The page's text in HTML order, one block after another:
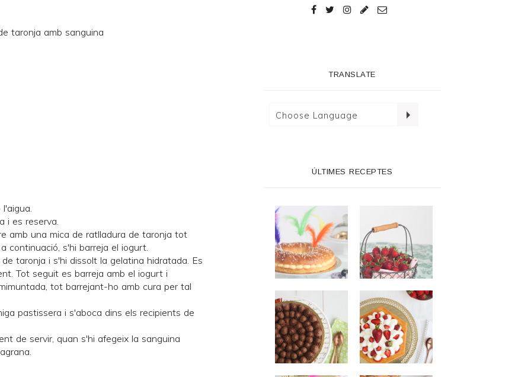
i es reserva.
amb una mica de ratlladura de taronja tot
continuació, s'hi barreja el iogurt.
taronja i s'hi dissolt la gelatina hidratada. Es
Tot seguit es barreja amb el iogurt i
tot barrejant-ho amb cura per tal
pastissera i s'aboca dins els recipients de
de servir, quan s'hi afegeix la sanguina
TRANSLATE
ÚLTIMES RECEPTES